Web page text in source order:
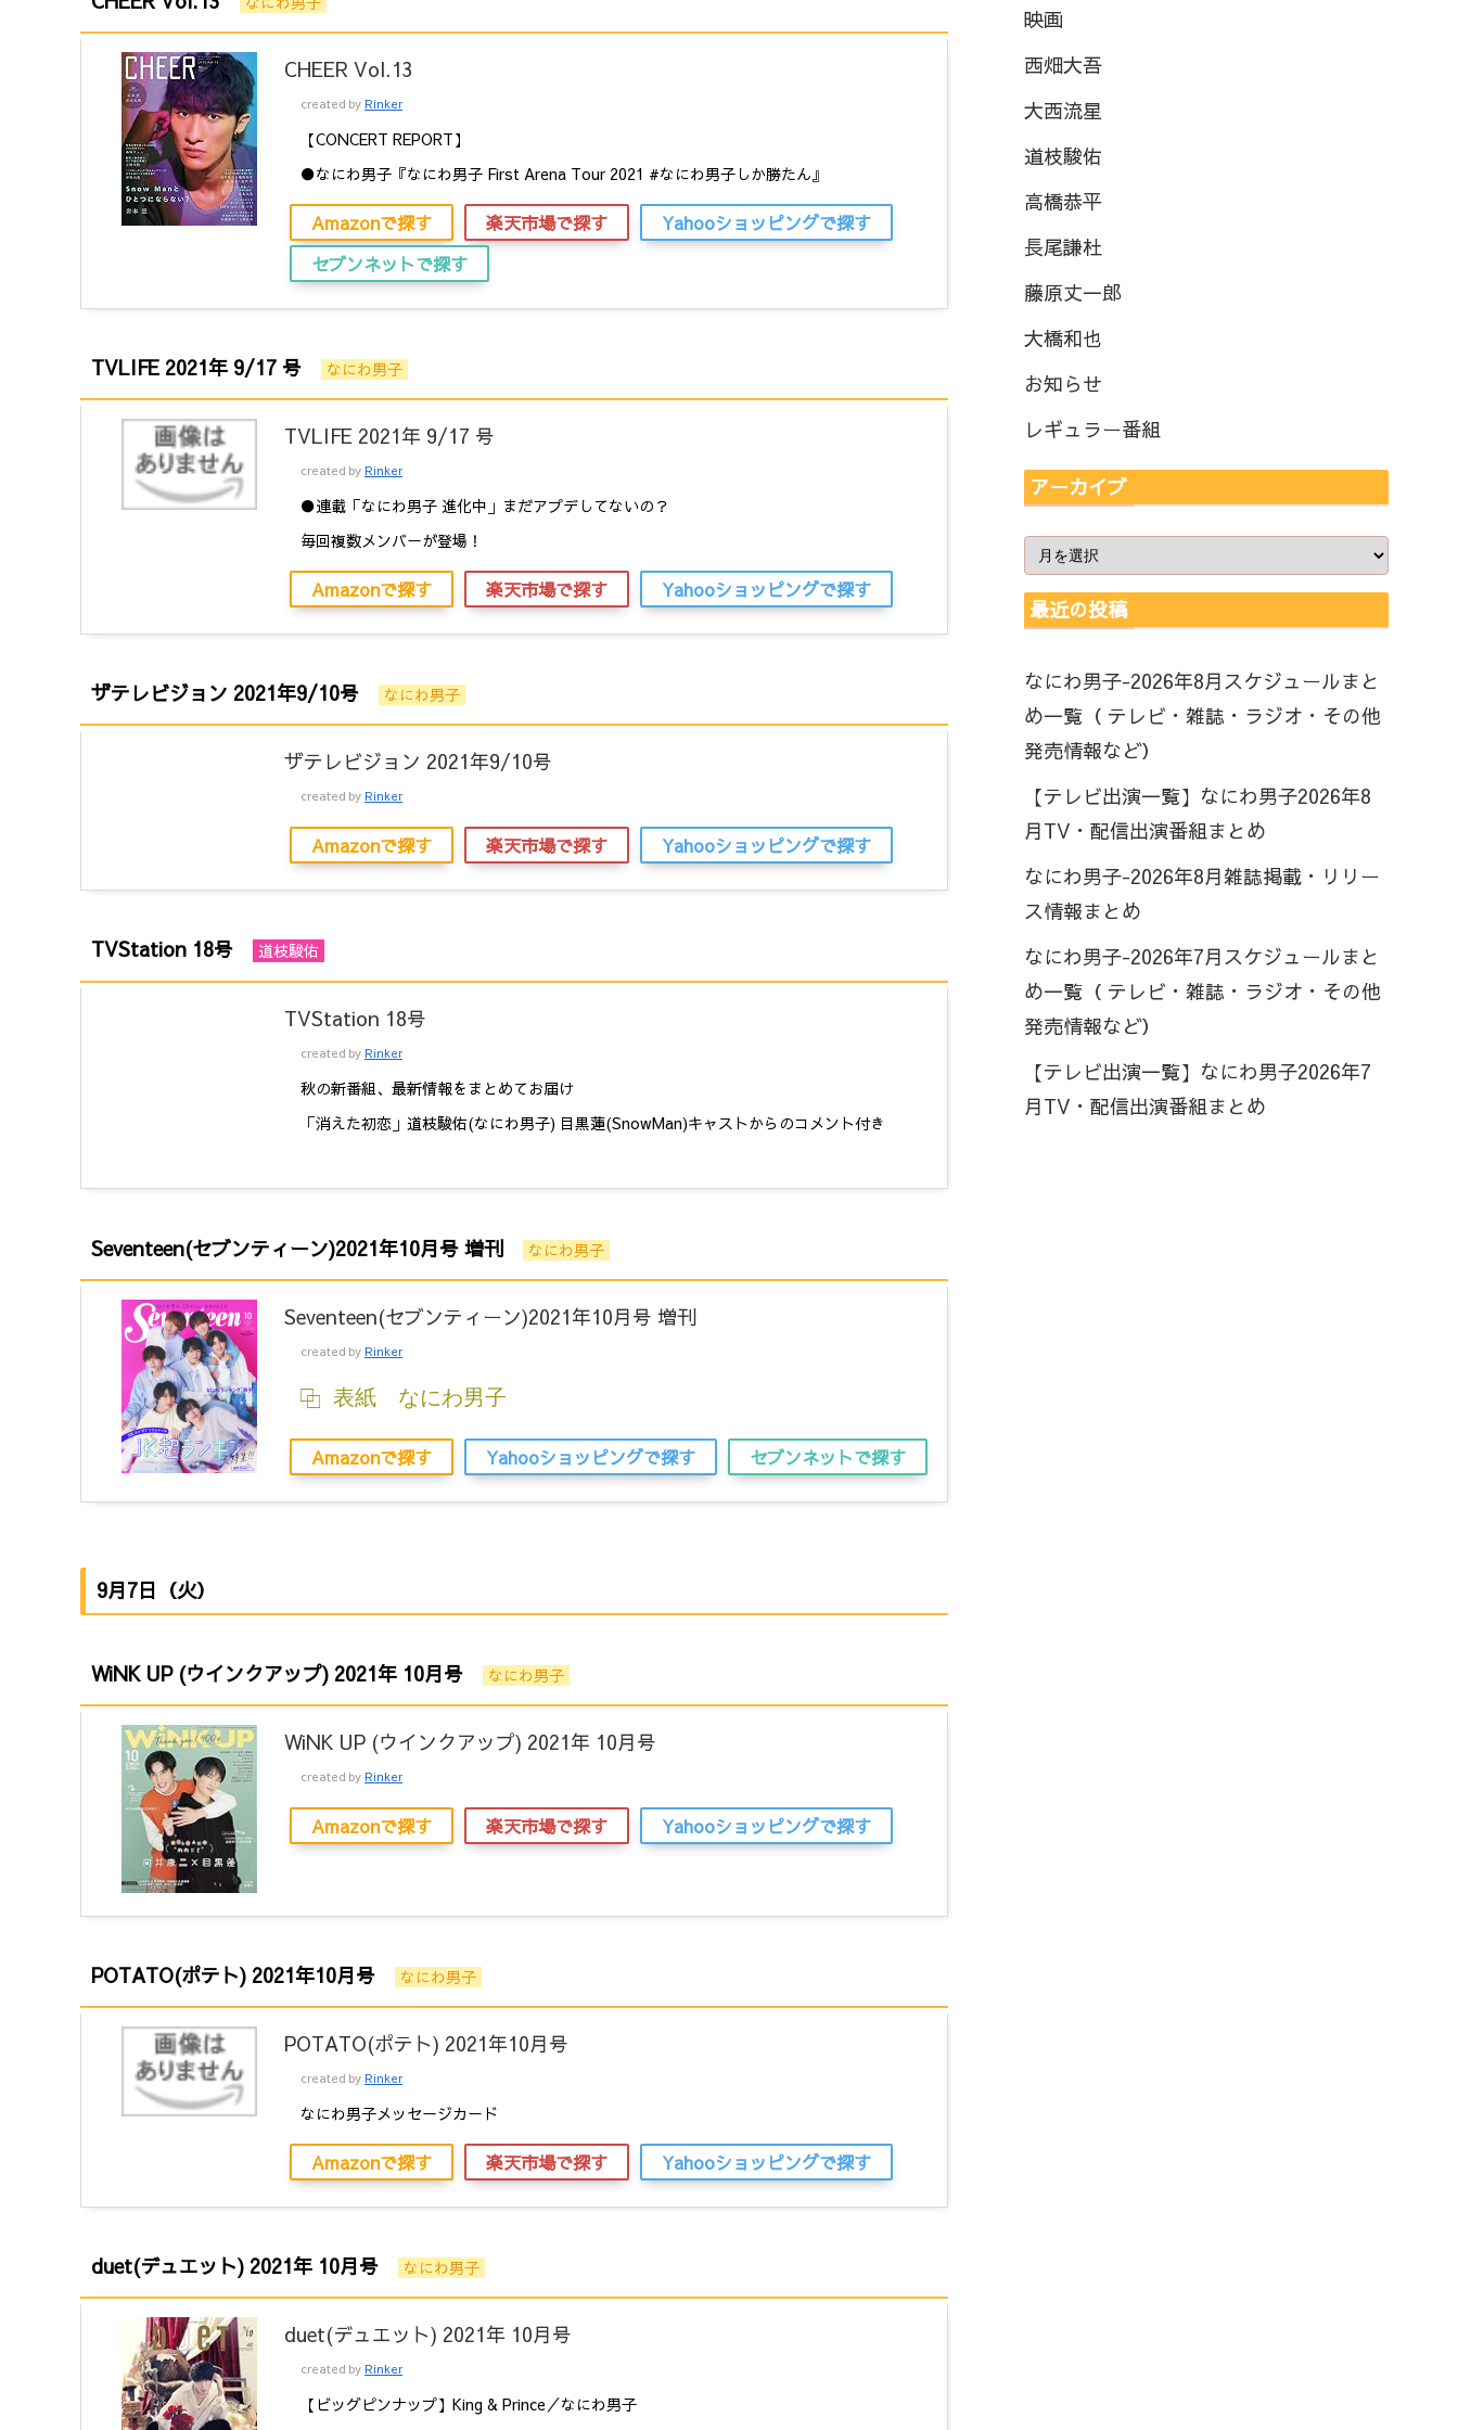
CHEER Vol.13
created by Rinker
【CONCERT REPORT】
●なにわ男子『なにわ男子 First Arena Tour 2021 #なにわ男子しか勝たん』
Amazonで探す 楽天市場で探す
Yahooショッピングで探す
セブンネットで探す
TVLIFE 2021年 9/17 号 なにわ男子
TVLIFE 2021年 9/17 号
created by Rinker
●連載「なにわ男子 進化中」まだアプデしてないの？
毎回複数メンバーが登場！
Amazonで探す 楽天市場で探す Yahooショッピングで探す
ザテレビジョン 2021年9/10号 なにわ男子
ザテレビジョン 2021年9/10号
created by Rinker
Amazonで探す 楽天市場で探す Yahooショッピングで探す
TVStation 18号 道枝駿佑
TVStation 18号
created by Rinker
秋の新番組、最新情報をまとめてお届け
「消えた初恋」道枝駿佑(なにわ男子) 目黒蓮(SnowMan)キャストからのコメント付き
Seventeen(セブンティーン)2021年10月号 増刊 なにわ男子
Seventeen(セブンティーン)2021年10月号 増刊
created by Rinker
表紙 なにわ男子
Amazonで探す Yahooショッピングで探す セブンネットで探す
9月7日（火）
WiNK UP (ウインクアップ) 2021年 10月号 なにわ男子
WiNK UP (ウインクアップ) 2021年 10月号
created by Rinker
Amazonで探す 楽天市場で探す Yahooショッピングで探す
POTATO(ポテト) 2021年10月号 なにわ男子
POTATO(ポテト) 2021年10月号
created by Rinker
なにわ男子メッセージカード
Amazonで探す 楽天市場で探す Yahooショッピングで探す
duet(デュエット) 2021年 10月号 なにわ男子
duet(デュエット) 2021年 10月号
created by Rinker
【ビッグピンナップ】King & Prince／なにわ男子
映画
西畑大吾
大西流星
道枝駿佑
高橋恭平
長尾謙杜
藤原丈一郎
大橋和也
お知らせ
レギュラー番組
アーカイブ
最近の投稿
なにわ男子-2026年8月スケジュールまと
め一覧（ テレビ・雑誌・ラジオ・その他
発売情報など）
【テレビ出演一覧】なにわ男子2026年8
月TV・配信出演番組まとめ
なにわ男子-2026年8月雑誌掲載・リリー
ス情報まとめ
なにわ男子-2026年7月スケジュールまと
め一覧（ テレビ・雑誌・ラジオ・その他
発売情報など）
【テレビ出演一覧】なにわ男子2026年7
月TV・配信出演番組まとめ